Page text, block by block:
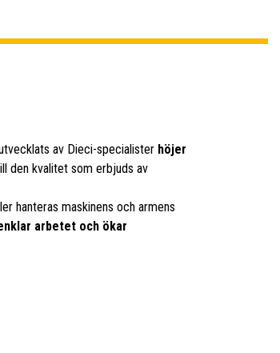
av Dieci-specialister höjer
den kvalitet som erbjuds av
hanteras maskinens och armens
arbetet och ökar